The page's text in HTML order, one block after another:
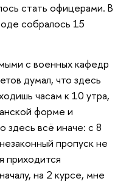
стать офицерами. В
собралось 15
с военных кафедр
думал, что здесь
часам к 10 утра,
форме и
всё иначе: с 8
пропуск не
приходится
на 2 курсе, мне